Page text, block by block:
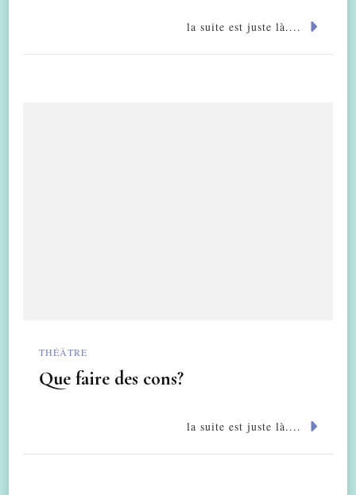
la suite est juste là....
THÉÂTRE
Que faire des cons?
la suite est juste là....